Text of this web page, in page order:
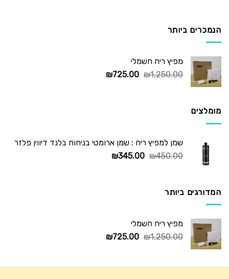
הנמכרים ביותר
מפיץ ריח חשמלי
₪1,250.00
המחיר
₪725.00
המחיר
מומלצים
שמן למפיץ ריח : שמן ארומטי בניחוח בלנד דיווין פלזר
₪450.00
המחיר
₪345.00
המחיר
המדורגים ביותר
מפיץ ריח חשמלי
₪1,250.00
המחיר
₪1,250.00.
₪725.00
המחיר
₪725.00.